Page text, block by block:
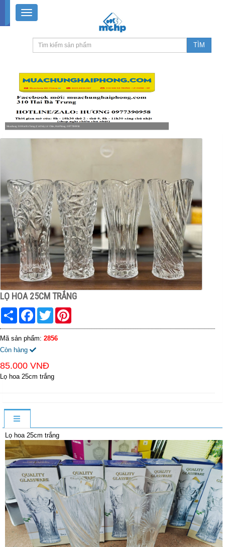
Muachung 310 Hai Bà Trưng (Cát Dài), Lê Chân, Hải Phòng / 0977390958
LỌ HOA 25CM TRẮNG
Share FacebookTwitter
Mã sản phẩm: 2856
Còn hàng
85.000 VNĐ
Lọ hoa 25cm trắng
Lọ hoa 25cm trắng